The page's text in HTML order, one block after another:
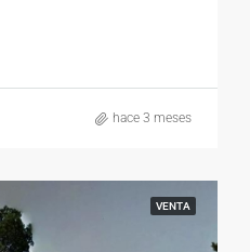
hace 3 meses
VENTA